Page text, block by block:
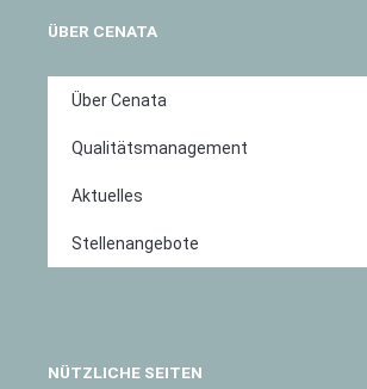
ÜBER CENATA
Über Cenata
Qualitätsmanagement
Aktuelles
Stellenangebote
NÜTZLICHE SEITEN